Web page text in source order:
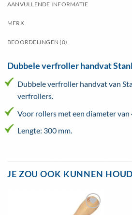
AANVULLENDE INFORMATIE
MERK
BEOORDELINGEN (0)
Dubbele verfroller handvat
Dubbele verfroller handvat van
verfrollers.
Voor rollers met een diameter van
Lengte: 300 mm.
JE ZOU OOK KUNNEN